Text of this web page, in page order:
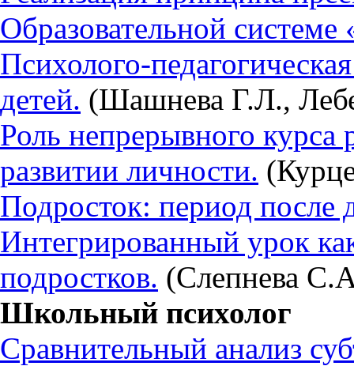
Образовательной
Психолого-
детей. (Шашнева Г.Л.,
Роль непрерывного курса
развитии личности.
Подросток: период после
Интегрированный урок
подростков. (Слепнева
Школьный психолог
Сравнительный анализ